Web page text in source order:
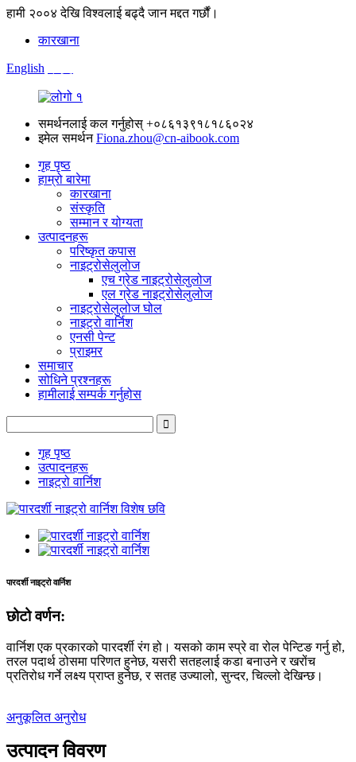
हामी २००४ देखि विश्वलाई बढ्दै जान मद्दत गर्छौं।
कारखाना
English
समर्थनलाई कल गर्नुहोस् +०८६१३९१८१८६०२४
इमेल समर्थन Fiona.zhou@cn-aibook.com
गृह पृष्ठ
हाम्रो बारेमा
कारखाना
संस्कृति
सम्मान र योग्यता
उत्पादनहरू
परिष्कृत कपास
नाइट्रोसेलुलोज
एच ग्रेड नाइट्रोसेलुलोज
एल ग्रेड नाइट्रोसेलुलोज
नाइट्रोसेलुलोज घोल
नाइट्रो वार्निश
एनसी पेन्ट
प्राइमर
समाचार
सोधिने प्रश्नहरू
हामीलाई सम्पर्क गर्नुहोस
गृह पृष्ठ
उत्पादनहरू
नाइट्रो वार्निश
पारदर्शी नाइट्रो वार्निश
छोटो वर्णन:
वार्निश एक प्रकारको पारदर्शी रंग हो। यसको काम स्प्रे वा रोल पेन्टिङ गर्नु हो,
तरल पदार्थ ठोसमा परिणत हुनेछ, यसरी सतहलाई कडा बनाउने र खरोंच
प्रतिरोध गर्ने लक्ष्य प्राप्त हुनेछ, र सतह उज्यालो, सुन्दर, चिल्लो देखिन्छ।
अनुकूलित अनुरोध
उत्पादन विवरण